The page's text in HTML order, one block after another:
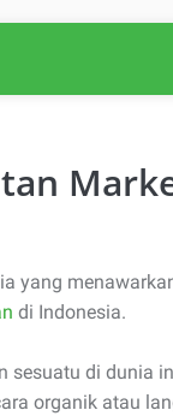
yang
di Indonesia.
di dunia
organik atau